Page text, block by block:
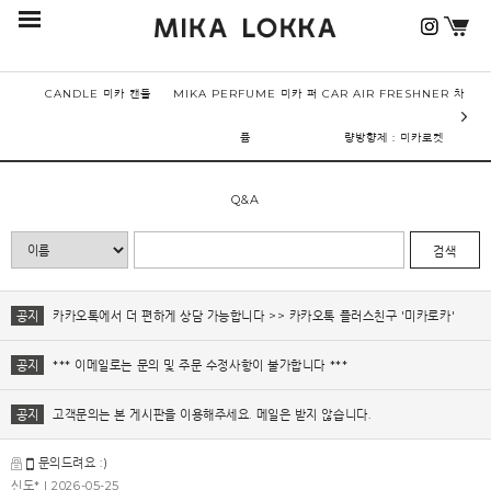
CANDLE 미카 캔들 MIKA PERFUME 미카 퍼
퓸
CAR AIR FRESHNER 차
량방향제 : 미카로켓
Q&A
검색
공지 카카오톡에서 더 편하게 상담 가능합니다 >> 카카오톡 플러스친구 '미카로카'
공지 *** 이메일로는 문의 및 주문 수정사항이 불가합니다 ***
공지 고객문의는 본 게시판을 이용해주세요. 메일은 받지 않습니다.
문의드려요 :)
신도* | 2026-05-25